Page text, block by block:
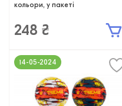
кольори, у пакеті
248 ₴
14-05-2024